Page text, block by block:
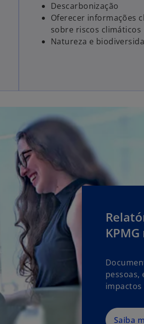
Descarbonização
Oferecer informações
sobre riscos climáticos
Natureza e
pessoas,
impactos
Saiba